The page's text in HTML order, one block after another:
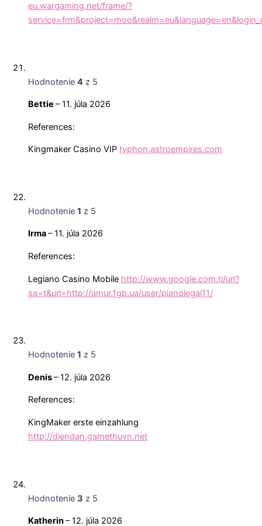
eu.wargaming.net/frame/?
Hodnotenie 4 z 5
Bettie – 11. júla 2026
References:
Kingmaker Casino VIP typhon.astroempires.com
Hodnotenie 1 z 5
Irma– 11. júla 2026
References:
Legiano Casino Mobile http://www.google.com.tj/url?
sa=t&url=http://amur.1gb.ua/user/pianolegal11/
Hodnotenie 1 z 5
Denis– 12. júla 2026
References:
KingMaker erste einzahlung
http://diendan.gamethuvn.net
Hodnotenie 3 z 5
Katherin– 12. júla 2026